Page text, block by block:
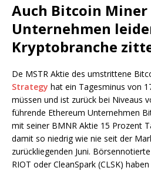
Auch Bitcoin Miner
Unternehmen
Kryptobranche
De MSTR Aktie des umstrittene
Strategy hat ein Tagesminus von
müssen und ist zurück bei Niveaus
führende Ethereum Unternehmen
mit seiner BMNR Aktie 15 Prozent
damit so niedrig wie nie seit der
zurückliegenden Juni.
RIOT oder CleanSpark (CLSK)